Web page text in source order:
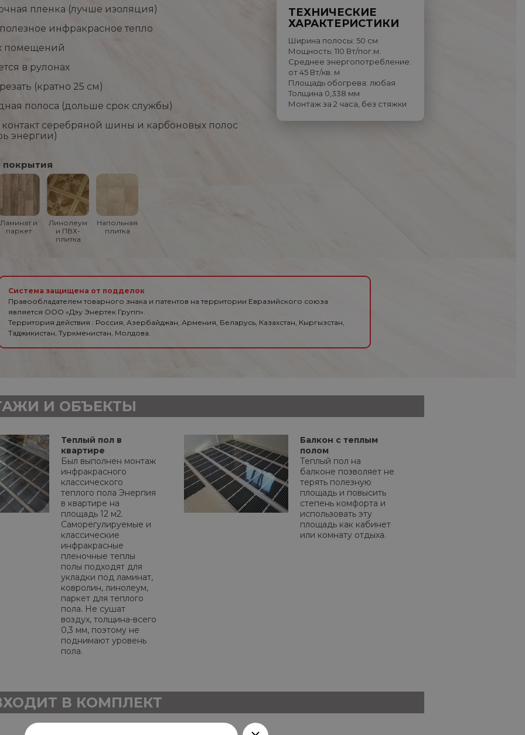
пленка (лучше изоляция)
инфракрасное тепло
помещений
в рулонах
(кратно 25 см)
полоса (дольше срок службы)
серебряной шины и карбоновых полос
энергии)
покрытия
Ламинат и
паркет
Линолеум
и ПВХ-
плитка
Напольная
плитка
ТЕХНИЧЕСКИЕ
ХАРАКТЕРИСТИКИ
Ширина полосы: 50 см
Мощность: 110 Вт/пог.м.
Среднее энергопотребление:
от 45 Вт/кв. м
Площадь обогрева: любая
Толщина 0,338 мм
Монтаж за 2 часа, без стяжки
Система защищена от подделок
Правообладателем товарного знака и патентов на территории Евразийского союза
является ООО «Дэу Энертек Групп».
Территория действия : Россия, Азербайджан, Армения, Беларусь, Казахстан, Кыргызстан,
Таджикистан, Туркменистан, Молдова.
И ОБЪЕКТЫ
Теплый пол в
квартире
Был выполнен монтаж
инфракрасного
классического
теплого пола Энерпия
в квартире на
площадь 12 м2.
Саморегулируемые и
классические
инфракрасные
пленочные теплы
полы подходят для
укладки под ламинат,
ковролин, линолеум,
паркет для теплого
пола. Не сушат
воздух, толщина-всего
0,3 мм, поэтому не
поднимают уровень
пола.
Балкон с теплым
полом
Теплый пол на
балконе позволяет не
терять полезную
площадь и повысить
степень комфорта и
использовать эту
площадь как кабинет
или комнату отдыха.
В КОМПЛЕКТ